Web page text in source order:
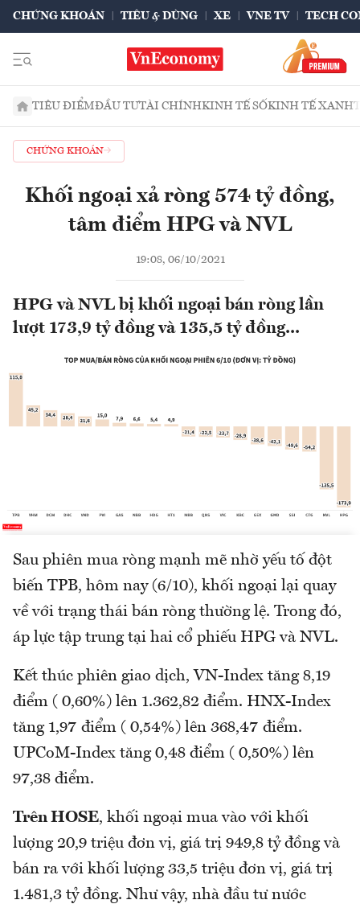
CHỨNG KHOÁN TIÊU & DÙNG XE VNE TV TECH
TIÊU ĐIỂMĐẦU TƯTÀI CHÍNHKINH TẾ SỐKINH TẾ XANH
CHỨNG KHOÁN
Khối ngoại xả ròng 574 tỷ đồng,
tâm điểm HPG và NVL
19:08, 06/10/2021
HPG và NVL bị khối ngoại bán ròng lần
lượt 173,9 tỷ đồng và 135,5 tỷ đồng...
Sau phiên mua ròng mạnh mẽ nhờ yếu tố đột
biến TPB, hôm nay (6/10), khối ngoại lại quay
về với trạng thái bán ròng thường lệ. Trong đó,
áp lực tập trung tại hai cổ phiếu HPG và NVL.
Kết thúc phiên giao dịch, VN-Index tăng 8,19
điểm ( 0,60%) lên 1.362,82 điểm. HNX-Index
tăng 1,97 điểm ( 0,54%) lên 368,47 điểm.
UPCoM-Index tăng 0,48 điểm ( 0,50%) lên
97,38 điểm.
Trên HOSE, khối ngoại mua vào với khối
lượng 20,9 triệu đơn vị, giá trị 949,8 tỷ đồng và
bán ra với khối lượng 33,5 triệu đơn vị, giá trị
1.481,3 tỷ đồng. Như vậy, nhà đầu tư nước